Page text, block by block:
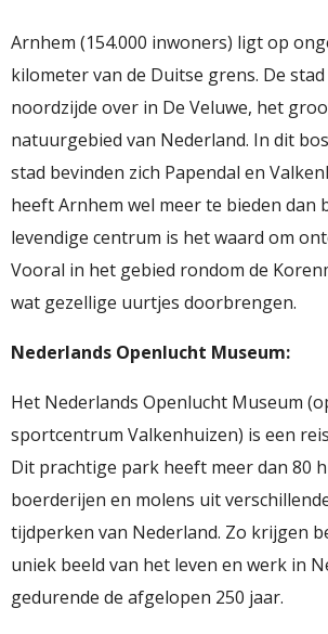
Arnhem (154.000 inwoners) ligt op
kilometer van de Duitse grens. De
noordzijde over in De Veluwe, het
natuurgebied van Nederland. In dit
stad bevinden zich Papendal en
heeft Arnhem wel meer te bieden dan
levendige centrum is het waard om
Vooral in het gebied rondom de
wat gezellige uurtjes doorbrengen.
Nederlands Openlucht Museum:
Het Nederlands Openlucht Museum
sportcentrum Valkenhuizen) is een
Dit prachtige park heeft meer dan 80
boerderijen en molens uit
tijdperken van Nederland. Zo krijgen
uniek beeld van het leven en werk in
gedurende de afgelopen 250 jaar.